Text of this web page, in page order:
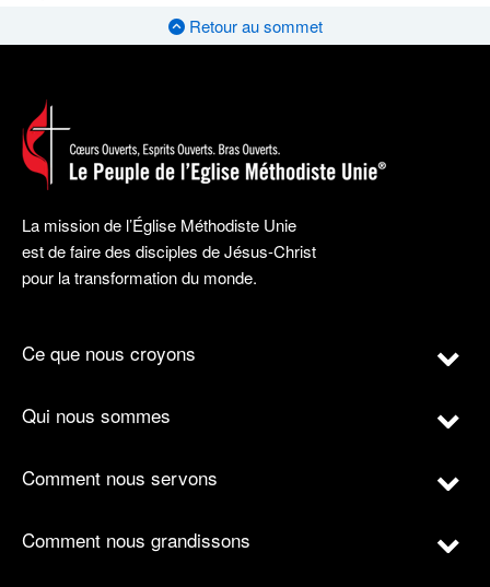
Retour au sommet
La mission de l’Église Méthodiste Unie
est de faire des disciples de Jésus-Christ
pour la transformation du monde.
Ce que nous croyons
Qui nous sommes
Comment nous servons
Comment nous grandissons